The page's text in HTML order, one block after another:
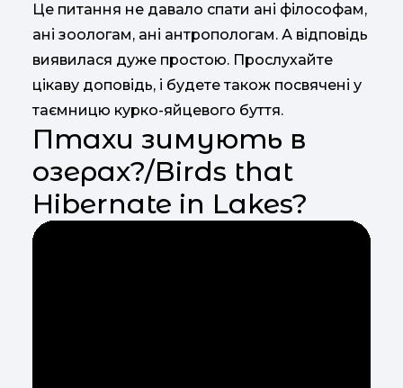
Це питання не давало спати ані філософам,
ані зоологам, ані антропологам. А відповідь
виявилася дуже простою. Прослухайте
цікаву доповідь, і будете також посвячені у
таємницю курко-яйцевого буття.
Птахи зимують в
озерах?/Birds that
Hibernate in Lakes?